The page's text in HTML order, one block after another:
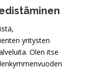
yritysten
Olen itse